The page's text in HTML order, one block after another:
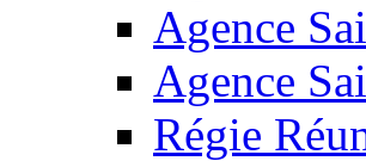
Agence
Agence
Régie